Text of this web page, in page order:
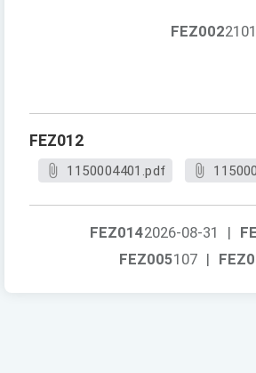
FEZ002
FEZ012
1150004401.pdf
FEZ0142026-08-31
|
FEZ005107 |